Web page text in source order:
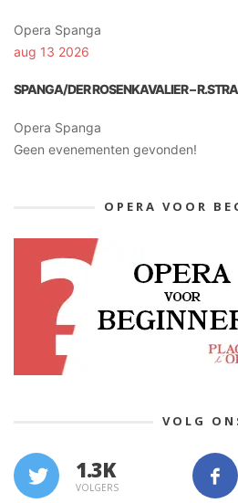
Opera Spanga
aug 13 2026
SPANGA/DER ROSENKAVALIER –
Opera Spanga
Geen evenementen gevonden!
OPERA VOOR
VOLG
1.3K
VOLGERS